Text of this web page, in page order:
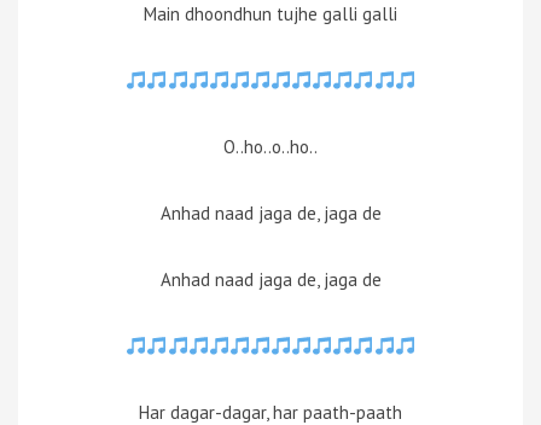
Main dhoondhun tujhe galli galli
O..ho..o..ho..
Anhad naad jaga de, jaga de
Anhad naad jaga de, jaga de
Har dagar-dagar, har paath-paath